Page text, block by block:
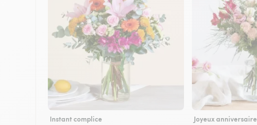
Instant complice Joyeux anniversaire